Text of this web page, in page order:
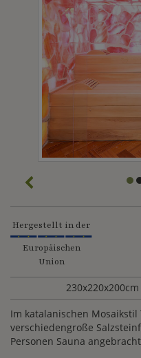
Hergestellt in der
Europäischen
Union
230x220x200cm
Im katalanischen
verschiedengroße
Personen Sauna